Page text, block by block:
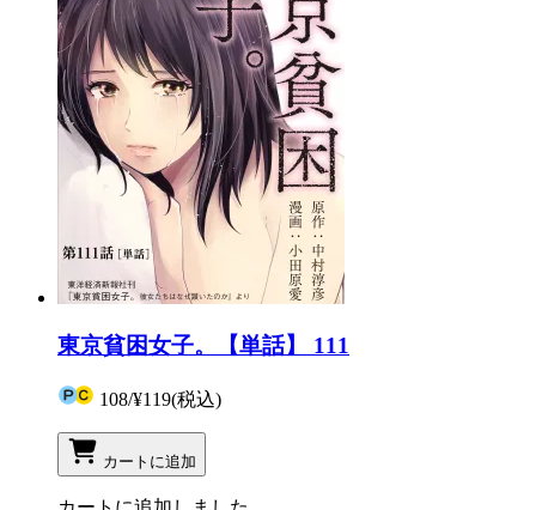
東京貧困女子。【単話】 111
108/¥119(税込)
カートに追加